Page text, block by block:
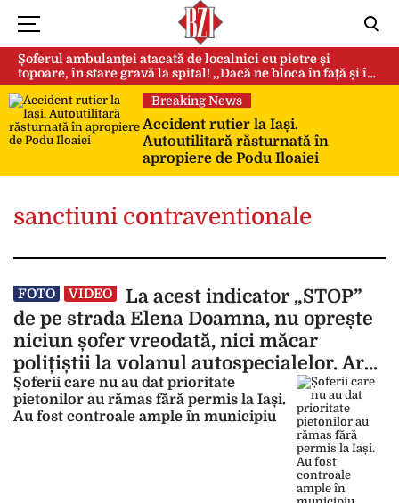
Șoferul ambulanței atacată de localnici cu pietre și
topoare, în stare gravă la spital! ,,Dacă ne bloca în față și în
spate, ne omorau…”
Breaking News
Accident rutier la Iași.
Autoutilitară răsturnată în
apropiere de Podu Iloaiei
sanctiuni contraventionale
Could not play video.
There was a problem trying to load the video.
Error code: html5_video:4
FOTO VIDEO
La acest indicator „STOP”
de pe strada Elena Doamna, nu oprește
niciun șofer vreodată, nici măcar
polițiștii la volanul autospecialelor. Are
vreun rost?
Șoferii care nu au dat prioritate
pietonilor au rămas fără permis la Iași.
Au fost controale ample în municipiu